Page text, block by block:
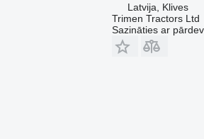
Latvija, Klives
Trimen Tractors Ltd
Sazināties ar